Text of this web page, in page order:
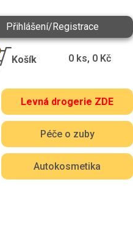
Přihlášení/Registrace
Košík 0 ks, 0 Kč
Levná drogerie ZDE
Péče o zuby
Autokosmetika